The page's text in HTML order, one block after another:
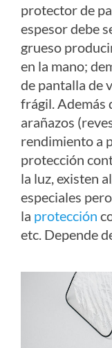
protector de
espesor debe
grueso
en la mano;
de pantalla de
frágil. Además
arañazos
rendimiento a
protección
la luz, existen
especiales
la protección
etc. Depende